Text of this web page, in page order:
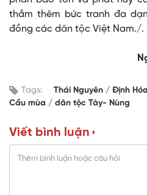
thắm thêm bức tranh đa
đồng các dân tộc Việt Nam./.
Tags: Thái Nguyên Định Hóa
Cầu mùa
dân tộc Tày- Nùng
Viết bình luận